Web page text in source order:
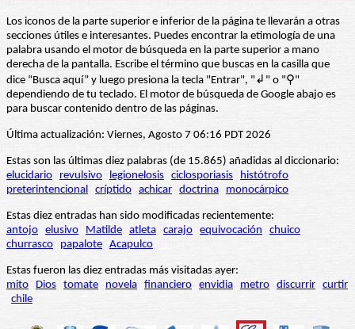
Los iconos de la parte superior e inferior de la página te llevarán a otras
secciones útiles e interesantes. Puedes encontrar la etimología de una
palabra usando el motor de búsqueda en la parte superior a mano
derecha de la pantalla. Escribe el término que buscas en la casilla que
dice “Busca aquí” y luego presiona la tecla "Entrar", "↲" o "⚲"
dependiendo de tu teclado. El motor de búsqueda de Google abajo es
para buscar contenido dentro de las páginas.
Última actualización: Viernes, Agosto 7 06:16 PDT 2026
Estas son las últimas diez palabras (de 15.865) añadidas al diccionario:
elucidario
revulsivo legionelosis ciclosporiasis
histótrofo
preterintencional críptido achicar doctrina monocárpico
Estas diez entradas han sido modificadas recientemente:
antojo elusivo Matilde atleta carajo equivocación
chuico
churrasco
papalote Acapulco
Estas fueron las diez entradas más visitadas ayer:
mito
Dios tomate novela financiero envidia metro discurrir curtir
chile